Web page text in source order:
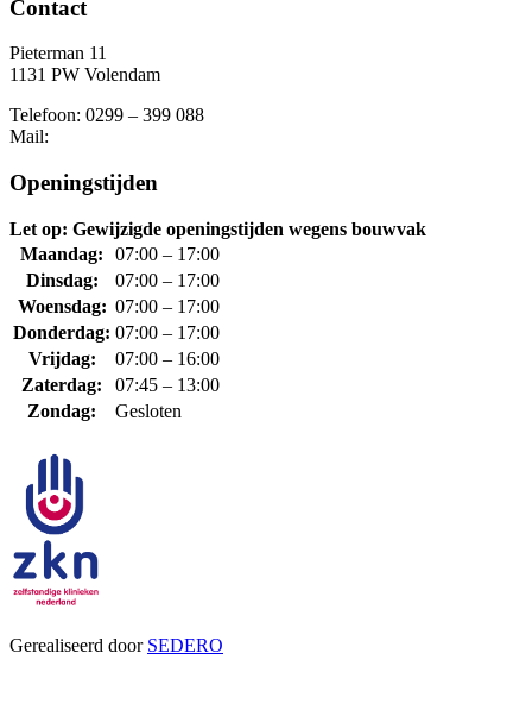
Contact
Pieterman 11
1131 PW Volendam
Telefoon: 0299 – 399 088
Mail:
Openingstijden
Let op: Gewijzigde openingstijden wegens bouwvak
Maandag:
07:00 – 17:00
Dinsdag:
07:00 – 17:00
Woensdag: 07:00 – 17:00
Donderdag: 07:00 – 17:00
Vrijdag:
07:00 – 16:00
Zaterdag:
07:45 – 13:00
Zondag:
Gesloten
Gerealiseerd door SEDERO